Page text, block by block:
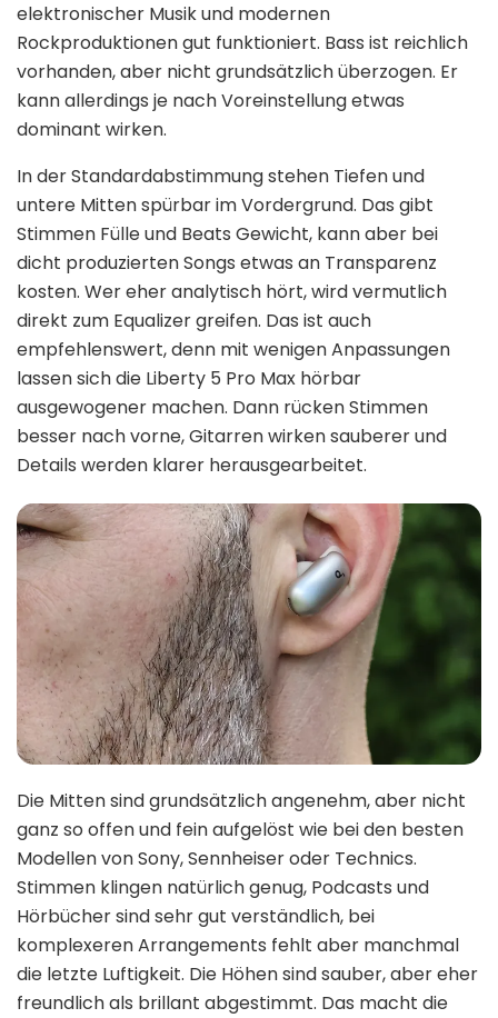
elektronischer Musik und modernen
Rockproduktionen gut funktioniert. Bass ist reichlich
vorhanden, aber nicht grundsätzlich überzogen. Er
kann allerdings je nach Voreinstellung etwas
dominant wirken.
In der Standardabstimmung stehen Tiefen und
untere Mitten spürbar im Vordergrund. Das gibt
Stimmen Fülle und Beats Gewicht, kann aber bei
dicht produzierten Songs etwas an Transparenz
kosten. Wer eher analytisch hört, wird vermutlich
direkt zum Equalizer greifen. Das ist auch
empfehlenswert, denn mit wenigen Anpassungen
lassen sich die Liberty 5 Pro Max hörbar
ausgewogener machen. Dann rücken Stimmen
besser nach vorne, Gitarren wirken sauberer und
Details werden klarer herausgearbeitet.
Die Mitten sind grundsätzlich angenehm, aber nicht
ganz so offen und fein aufgelöst wie bei den besten
Modellen von Sony, Sennheiser oder Technics.
Stimmen klingen natürlich genug, Podcasts und
Hörbücher sind sehr gut verständlich, bei
komplexeren Arrangements fehlt aber manchmal
die letzte Luftigkeit. Die Höhen sind sauber, aber eher
freundlich als brillant abgestimmt. Das macht die